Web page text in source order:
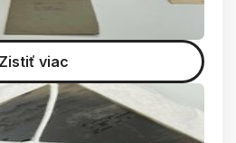
Zistiť viac